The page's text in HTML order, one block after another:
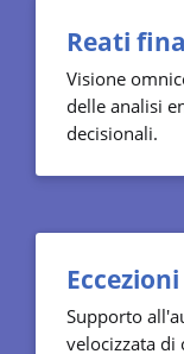
Reati
Visione
delle analisi
decisionali.
Supporto
velocizzata di